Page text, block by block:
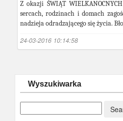
Z okazji ŚWIĄT
sercach, rodzinach i domach
nadzieja odradzającego się życia.
24-03-2016 10:14:58
Wyszukiwarka